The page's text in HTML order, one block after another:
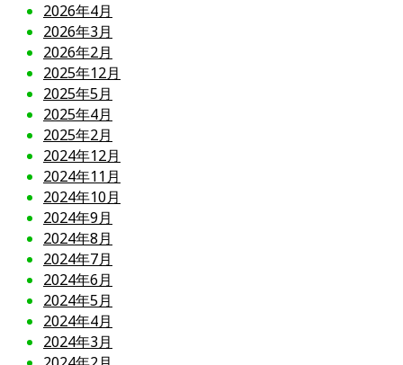
2026年4月
2026年3月
2026年2月
2025年12月
2025年5月
2025年4月
2025年2月
2024年12月
2024年11月
2024年10月
2024年9月
2024年8月
2024年7月
2024年6月
2024年5月
2024年4月
2024年3月